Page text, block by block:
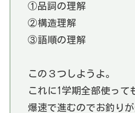
①品詞の理解
②構造理解
③語順の理解
この３つしようよ。
これに1学期全部使って
爆速で進むのでお釣り